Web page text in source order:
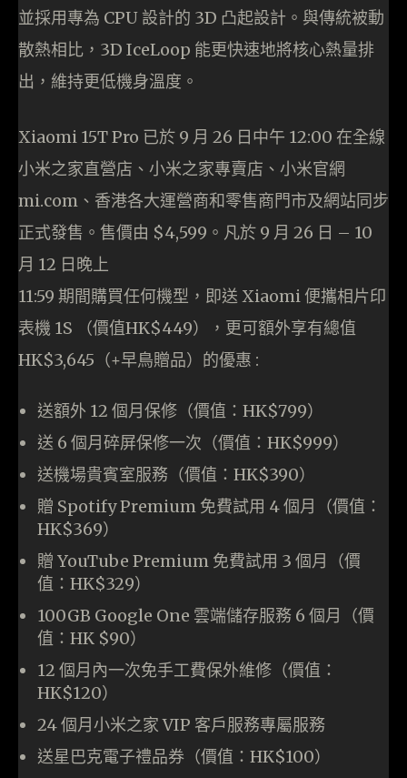
並採用專為 CPU 設計的 3D 凸起設計。與傳統被動
散熱相比，3D IceLoop 能更快速地將核心熱量排
出，維持更低機身溫度。
Xiaomi 15T Pro 已於 9 月 26 日中午 12:00 在全線
小米之家直營店、小米之家專賣店、小米官網
mi.com、香港各大運營商和零售商門市及網站同步
正式發售。售價由 $4,599。凡於 9 月 26 日 – 10
月 12 日晚上
11:59 期間購買任何機型，即送 Xiaomi 便攜相片印
表機 1S （價值HK$449），更可額外享有總值
HK$3,645（+早鳥贈品）的優惠 :
送額外 12 個月保修（價值：HK$799）
送 6 個月碎屏保修一次（價值：HK$999）
送機場貴賓室服務（價值：HK$390）
贈 Spotify Premium 免費試用 4 個月（價值：
HK$369）
贈 YouTube Premium 免費試用 3 個月（價
值：HK$329）
100GB Google One 雲端儲存服務 6 個月（價
值：HK $90）
12 個月內一次免手工費保外維修（價值：
HK$120）
24 個月小米之家 VIP 客戶服務專屬服務
送星巴克電子禮品券（價值：HK$100）